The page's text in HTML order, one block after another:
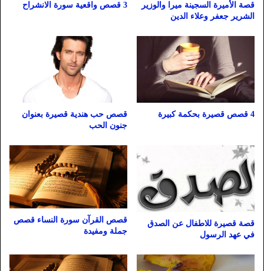
قصة الأميرة السجينة ميرا والوزير
الشرير جعفر وعلاء الدين
3 قصص واقعية سورة الانشراح
4 قصص قصيرة بحكمة كبيرة
قصص حب هندية قصيرة بعنوان
جنون الحب
قصة قصيرة للاطفال عن الصدق
في عهد الرسول
قصص القرآن سورة النساء قصص
جملة ومفيدة